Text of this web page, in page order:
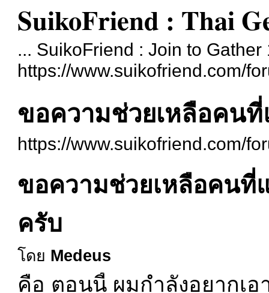
SuikoFriend : Thai
... SuikoFriend : Join to
https://www.suikofriend.com/
ขอความช่วยเหลือคน
https://www.suikofriend.com/
ขอความช่วยเหลือคน
ครับ
โดย Medeus
คือ ตอนนี้ ผมกำลังอยากเอ